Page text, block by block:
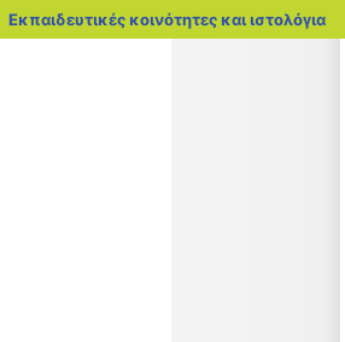
Εκπαιδευτικές κοινότητες και ιστολόγια